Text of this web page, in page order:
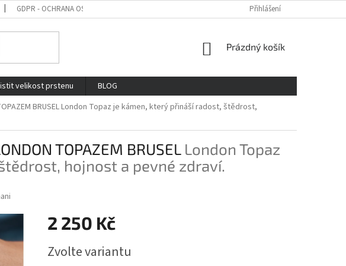
GDPR - OCHRANA OSOBNÍCH ÚDAJŮ VŠE O NÁKUPU
Přihlášení
NÁKUPNÍ
Prázdný košík
velikost prstenu BLOG
BRUSELLondon Topaz je kámen, který přináší radost, štědrost,
TOPAZEM BRUSEL London Topaz
hojnost a pevné zdraví.
2 250 Kč
cena:
Zvolte variantu